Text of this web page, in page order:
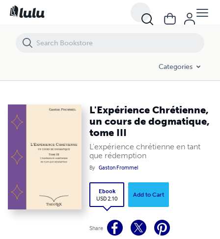
Categories
L'Expérience Chrétienne,
un cours de dogmatique,
tome III
L'expérience chrétienne en tant
que rédemption
By Gaston Frommel
Ebook
USD 2.10
Add to Cart
Share
L'Expérience Chrétienne, un cours de dogmatique, tome III